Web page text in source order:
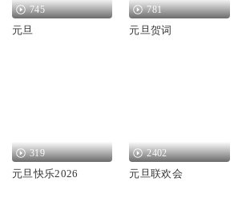
745
元旦
781
元旦贺词
319
元旦快乐2026
2402
元旦联欢会